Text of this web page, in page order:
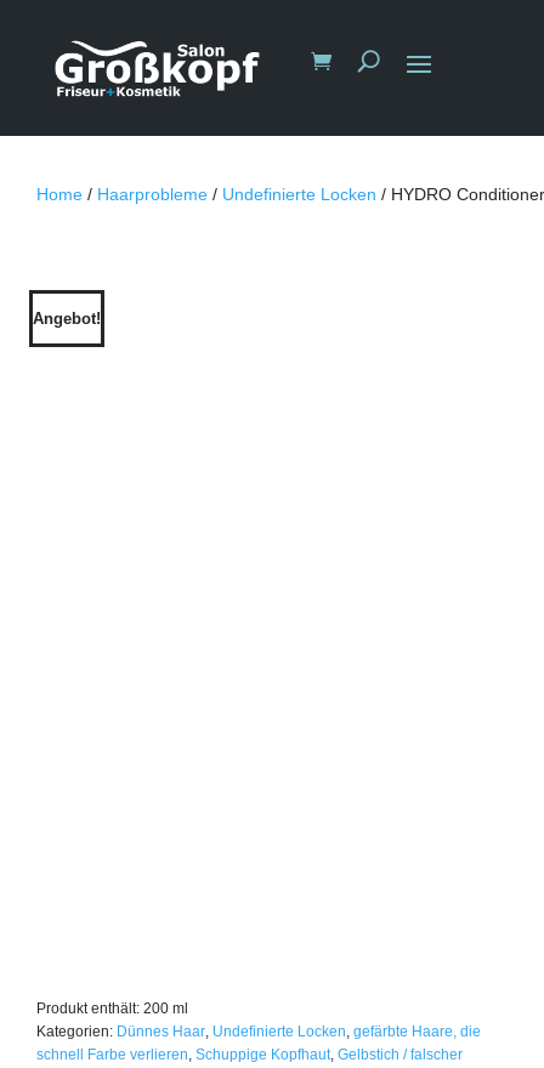
Home / Haarprobleme / Undefinierte Locken / HYDRO Conditioner
Angebot!
Produkt enthält: 200 ml
Kategorien: Dünnes Haar, Undefinierte Locken, gefärbte Haare, die
schnell Farbe verlieren, Schuppige Kopfhaut, Gelbstich / falscher